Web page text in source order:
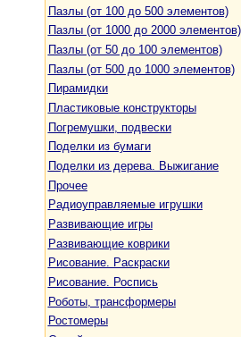
Пазлы (от 100 до 500 элементов)
Пазлы (от 1000 до 2000 элементов)
Пазлы (от 50 до 100 элементов)
Пазлы (от 500 до 1000 элементов)
Пирамидки
Пластиковые конструкторы
Погремушки, подвески
Поделки из бумаги
Поделки из дерева. Выжигание
Прочее
Радиоуправляемые игрушки
Развивающие игры
Развивающие коврики
Рисование. Раскраски
Рисование. Роспись
Роботы, трансформеры
Ростомеры